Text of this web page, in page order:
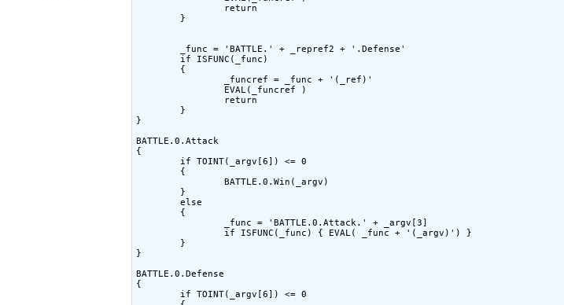
}
BATTLE.0.Attack
{
		BATTLE.0.Win(_argv)
	else
}
BATTLE.0.Defense
{